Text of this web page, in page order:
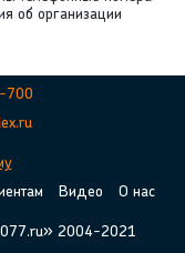
об организации
700
Видео О нас
077.ru» 2004-2021